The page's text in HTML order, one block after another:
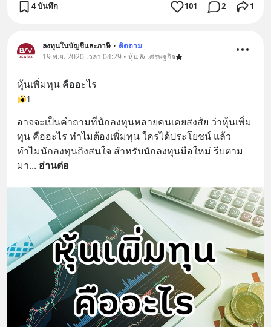
4 บันทึก 101 2 1
ลงทุนในบัญชีและภาษี • ติดตาม
19 พ.ย. 2020 เวลา 04:29 • หุ้น & เศรษฐกิจ
หุ้นเพิ่มทุน คืออะไร
1
อาจจะเป็นคำถามที่นักลงทุนหลายคนเคยสงสัย ว่าหุ้นเพิ่ม
ทุน คืออะไร ทำไมต้องเพิ่มทุน ใครได้ประโยชน์ แล้ว
ทำไมนักลงทุนถึงสนใจ สำหรับนักลงทุนมือใหม่ รีบตาม
มา... อ่านต่อ